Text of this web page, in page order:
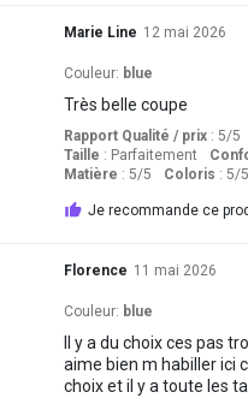
Marie Line 12 mai 2026
Couleur: blue
Très belle coupe
Rapport Qualité / prix: 5/5
Taille : Parfaitement
Matière : 5/5 Coloris : 5/5
Je recommande ce
Florence 11 mai 2026
Couleur: blue
Il y a du choix ces pas
aime bien m habiller ici
choix et il y a toute les